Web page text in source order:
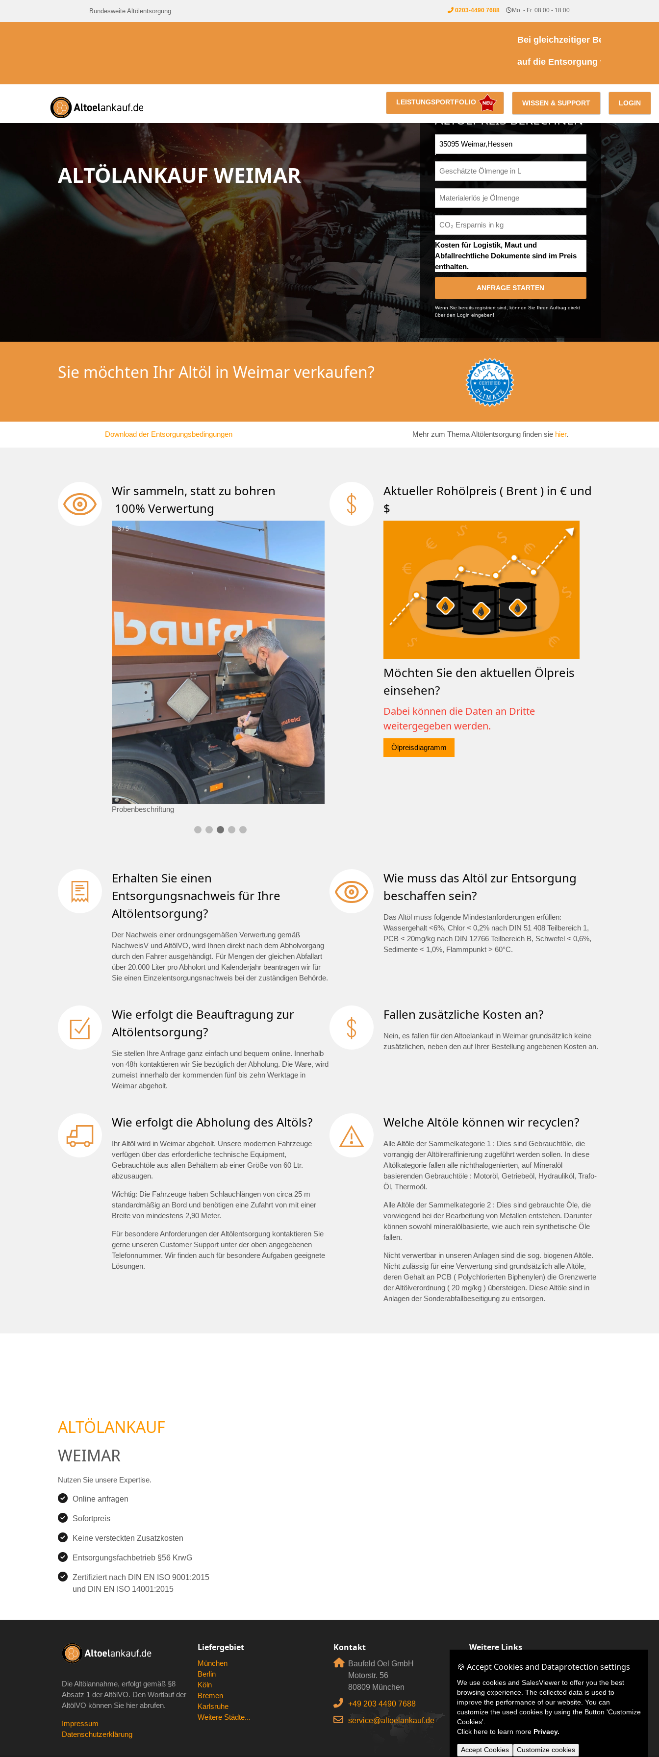
Bundesweite Altölentsorgung 0203-4490 7688 Mo. - Fr. 08:00 - 18:00
Bei gleichzeitiger Beauftragung
auf die Entsorgung von Kühl- &
LOGIN
WISSEN & SUPPORT
LEISTUNGSPORTFOLIO
ALTÖLANKAUF WEIMAR
ALTÖLPREIS BERECHNEN
Kosten für Logistik, Maut und
Abfallrechtliche Dokumente sind im Preis
enthalten.
ANFRAGE STARTEN
Wenn Sie bereits registriert sind, können Sie Ihren Auftrag direkt
über den Login eingeben!
Sie möchten Ihr Altöl in Weimar verkaufen?
Download der Entsorgungsbedingungen Mehr zum Thema Altölentsorgung finden sie hier.
Wir sammeln, statt zu bohren
100% Verwertung
3 / 5
Probenbeschriftung
Aktueller Rohölpreis ( Brent ) in € und
$
Möchten Sie den aktuellen Ölpreis
einsehen?
Dabei können die Daten an Dritte
weitergegeben werden.
Ölpreisdiagramm
Erhalten Sie einen
Entsorgungsnachweis für Ihre
Altölentsorgung?
Der Nachweis einer ordnungsgemäßen Verwertung gemäß
NachweisV und AltölVO, wird Ihnen direkt nach dem Abholvorgang
durch den Fahrer ausgehändigt. Für Mengen der gleichen Abfallart
über 20.000 Liter pro Abholort und Kalenderjahr beantragen wir für
Sie einen Einzelentsorgungsnachweis bei der zuständigen Behörde.
Wie muss das Altöl zur Entsorgung
beschaffen sein?
Das Altöl muss folgende Mindestanforderungen erfüllen:
Wassergehalt <6%, Chlor < 0,2% nach DIN 51 408 Teilbereich 1,
PCB < 20mg/kg nach DIN 12766 Teilbereich B, Schwefel < 0,6%,
Sedimente < 1,0%, Flammpunkt > 60°C.
Wie erfolgt die Beauftragung zur
Altölentsorgung?
Sie stellen Ihre Anfrage ganz einfach und bequem online. Innerhalb
von 48h kontaktieren wir Sie bezüglich der Abholung. Die Ware, wird
zumeist innerhalb der kommenden fünf bis zehn Werktage in
Weimar abgeholt.
Fallen zusätzliche Kosten an?
Nein, es fallen für den Altoelankauf in Weimar grundsätzlich keine
zusätzlichen, neben den auf Ihrer Bestellung angebenen Kosten an.
Wie erfolgt die Abholung des Altöls?
Ihr Altöl wird in Weimar abgeholt. Unsere modernen Fahrzeuge
verfügen über das erforderliche technische Equipment,
Gebrauchtöle aus allen Behältern ab einer Größe von 60 Ltr.
abzusaugen.
Wichtig: Die Fahrzeuge haben Schlauchlängen von circa 25 m
standardmäßig an Bord und benötigen eine Zufahrt von mit einer
Breite von mindestens 2,90 Meter.
Für besondere Anforderungen der Altölentsorgung kontaktieren Sie
gerne unseren Customer Support unter der oben angegebenen
Telefonnummer. Wir finden auch für besondere Aufgaben geeignete
Lösungen.
Welche Altöle können wir recyclen?
Alle Altöle der Sammelkategorie 1 : Dies sind Gebrauchtöle, die
vorrangig der Altölreraffinierung zugeführt werden sollen. In diese
Altölkategorie fallen alle nichthalogenierten, auf Mineralöl
basierenden Gebrauchtöle : Motoröl, Getriebeöl, Hydrauliköl, Trafo-
Öl, Thermoöl.
Alle Altöle der Sammelkategorie 2 : Dies sind gebrauchte Öle, die
vorwiegend bei der Bearbeitung von Metallen entstehen. Darunter
können sowohl mineralölbasierte, wie auch rein synthetische Öle
fallen.
Nicht verwertbar in unseren Anlagen sind die sog. biogenen Altöle.
Nicht zulässig für eine Verwertung sind grundsätzlich alle Altöle,
deren Gehalt an PCB ( Polychlorierten Biphenylen) die Grenzwerte
der Altölverordnung ( 20 mg/kg ) übersteigen. Diese Altöle sind in
Anlagen der Sonderabfallbeseitigung zu entsorgen.
ALTÖLANKAUF
WEIMAR
Nutzen Sie unsere Expertise.
Online anfragen
Sofortpreis
Keine versteckten Zusatzkosten
Entsorgungsfachbetrieb §56 KrwG
Zertifiziert nach DIN EN ISO 9001:2015
und DIN EN ISO 14001:2015
Die Altölannahme, erfolgt gemäß §8
Absatz 1 der AltölVO. Den Wortlauf der
AltölVO können Sie hier abrufen.
Impressum
Datenschutzerklärung
Liefergebiet
München
Berlin
Köln
Bremen
Karlsruhe
Weitere Städte...
Kontakt
Baufeld Oel GmbH
Motorstr. 56
80809 München
+49 203 4490 7688
service@altoelankauf.de
Weitere Links
LinkedIn
🍪 Accept Cookies and Dataprotection settings
We use cookies and SalesViewer to offer you the best
browsing experience. The collected data is used to
improve the performance of our website. You can
customize the used cookies by using the Button 'Customize
Cookies'.
Click here to learn more Privacy.
Accept Cookies Customize cookies
🍪 Accept Cookies and Dataprotection settings
We use cookies and SalesViewer to offer you the best
browsing experience. The collected data is used to
improve the performance of our website. You can
customize the used cookies by using the Button 'Customize
Cookies'.
Click here to learn more Privacy.
Accept Cookies Customize cookies